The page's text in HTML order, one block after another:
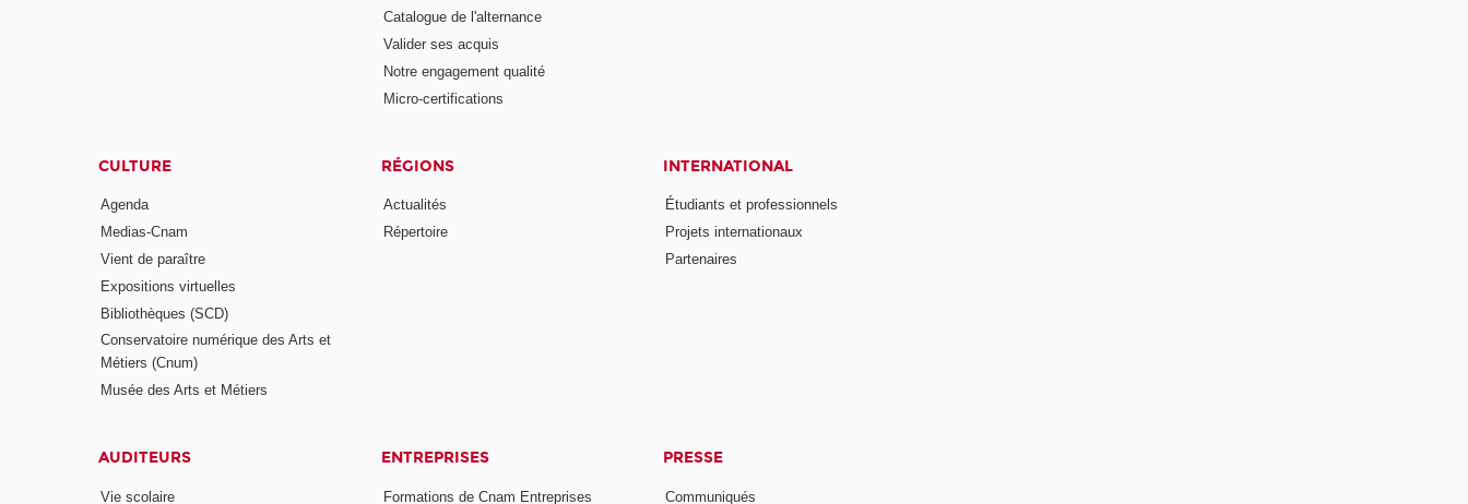
Catalogue de l'alternance
Valider ses acquis
Notre engagement qualité
Micro-certifications
CULTURE
Agenda
Medias-Cnam
Vient de paraître
Expositions virtuelles
Bibliothèques (SCD)
Conservatoire numérique des Arts et
Métiers (Cnum)
Musée des Arts et Métiers
RÉGIONS
Actualités
Répertoire
INTERNATIONAL
Étudiants et professionnels
Projets internationaux
Partenaires
AUDITEURS
Vie scolaire
ENTREPRISES
Formations de Cnam Entreprises
PRESSE
Communiqués